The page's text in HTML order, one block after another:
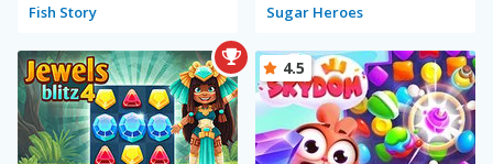
Fish Story Sugar Heroes
4.5